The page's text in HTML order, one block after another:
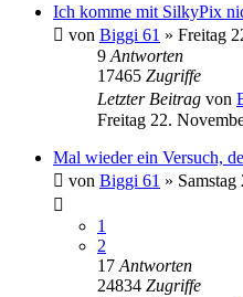
Ich komme mit SilkyPix
von Biggi 61 » Freitag
9 Antworten
17465 Zugriffe
Letzter Beitrag von
Freitag 22.
Mal wieder ein Versuch,
von Biggi 61 »
1
2
17 Antworten
24834 Zugriffe